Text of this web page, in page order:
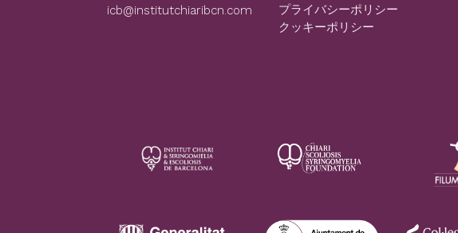
icb@institutchiaribcn.com
プライバシーポリシー
クッキーポリシー